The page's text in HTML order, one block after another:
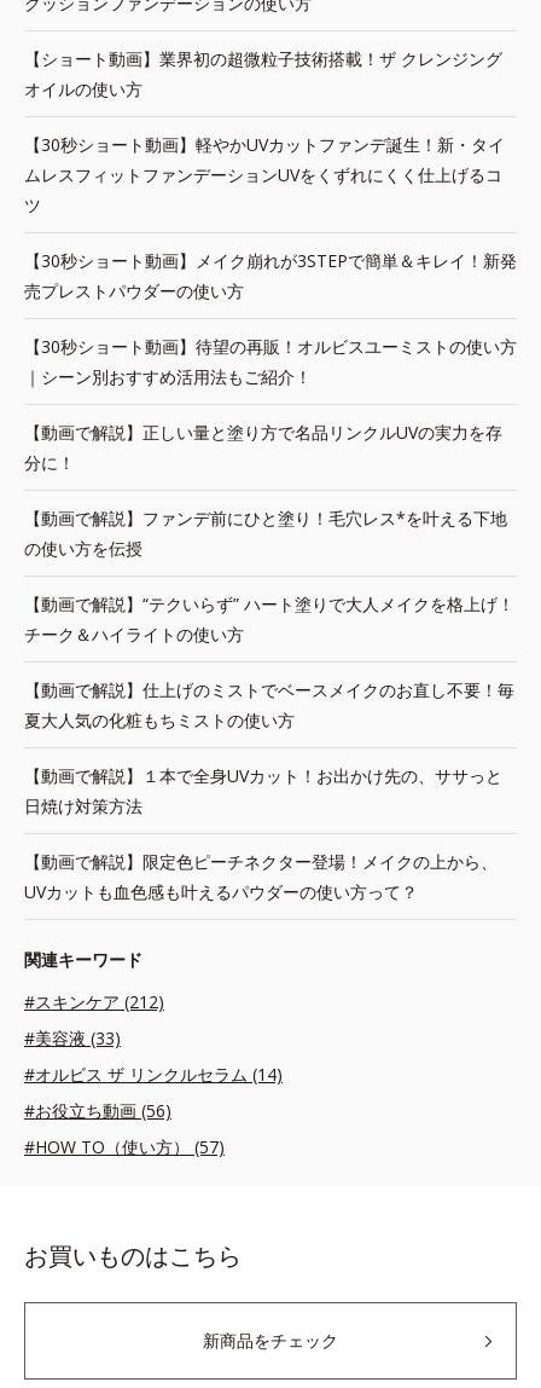
【ショート動画】業界初の超微粒子技術搭載！ザ クレンジング
オイルの使い方
【30秒ショート動画】軽やかUVカットファンデ誕生！新・タイ
ムレスフィットファンデーションUVをくずれにくく仕上げるコ
ツ
【30秒ショート動画】メイク崩れが3STEPで簡単＆キレイ！新発
売プレストパウダーの使い方
【30秒ショート動画】待望の再販！オルビスユーミストの使い方
｜シーン別おすすめ活用法もご紹介！
【動画で解説】正しい量と塗り方で名品リンクルUVの実力を存
分に！
【動画で解説】ファンデ前にひと塗り！毛穴レス*を叶える下地
の使い方を伝授
【動画で解説】“テクいらず” ハート塗りで大人メイクを格上げ！
チーク＆ハイライトの使い方
【動画で解説】仕上げのミストでベースメイクのお直し不要！毎
夏大人気の化粧もちミストの使い方
【動画で解説】１本で全身UVカット！お出かけ先の、ササっと
日焼け対策方法
【動画で解説】限定色ピーチネクター登場！メイクの上から、
UVカットも血色感も叶えるパウダーの使い方って？
関連キーワード
#スキンケア (212)
#美容液 (33)
#オルビス ザ リンクルセラム (14)
#お役立ち動画 (56)
#HOW TO（使い方） (57)
お買いものはこちら
新商品をチェック